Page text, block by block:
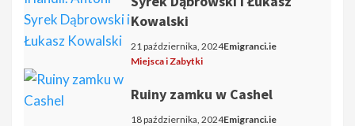
Kowalski
21 października, 2024Emigranci.ie
Miejsca i Zabytki
Ruiny zamku w Cashel
18 października, 2024Emigranci.ie